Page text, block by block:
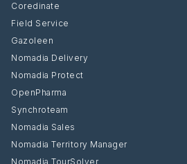
Coredinate
Field Service
Gazoleen
Nomadia Delivery
Nomadia Protect
OpenPharma
Synchroteam
Nomadia Sales
Nomadia Territory Manager
Nomadia TourSolver